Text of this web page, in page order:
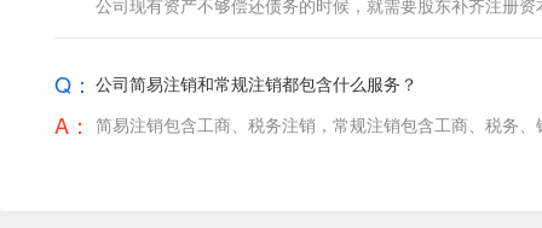
公司现有资产不够偿还债务的时候，就需要股东补齐注册
Q： 公司简易注销和常规注销都包含什么服务？
A： 简易注销包含工商、税务注销，常规注销包含工商、税务